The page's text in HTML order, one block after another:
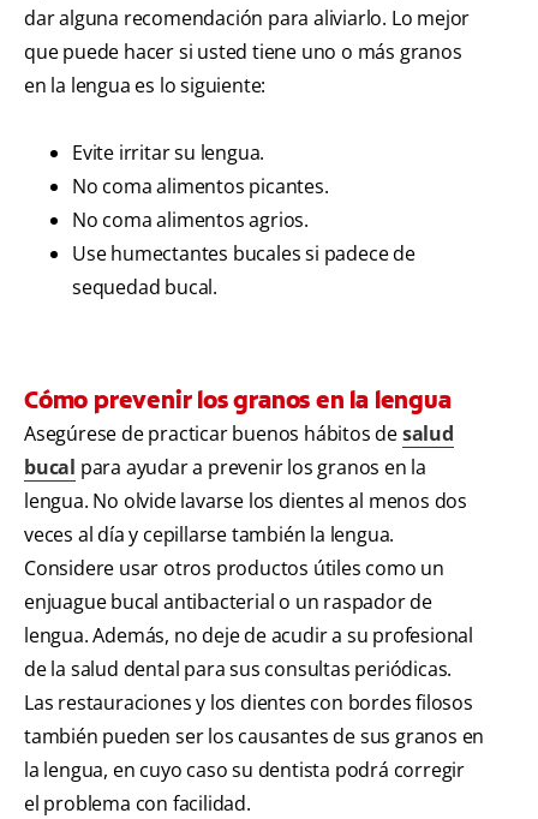
dar alguna recomendación para aliviarlo. Lo mejor
que puede hacer si usted tiene uno o más granos
en la lengua es lo siguiente:
Evite irritar su lengua.
No coma alimentos picantes.
No coma alimentos agrios.
Use humectantes bucales si padece de
sequedad bucal.
Cómo prevenir los granos en la lengua
Asegúrese de practicar buenos hábitos desalud
bucal para ayudar a prevenir los granos en la
lengua. No olvide lavarse los dientes al menos dos
veces al día y cepillarse también la lengua.
Considere usar otros productos útiles como un
enjuague bucal antibacterial o un raspador de
lengua. Además, no deje de acudir a su profesional
de la salud dental para sus consultas periódicas.
Las restauraciones y los dientes con bordes filosos
también pueden ser los causantes de sus granos en
la lengua, en cuyo caso su dentista podrá corregir
el problema con facilidad.